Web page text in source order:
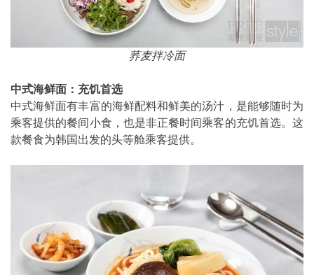
荞麦拌冷面
中式海鲜面：充饥首选
中式海鲜面有丰富的海鲜配料和鲜美的汤汁，是能够随时为
乘客提供的餐间小食，也是非正餐时间乘客的充饥首选。这
款餐食为韩国出发的头等舱乘客提供。